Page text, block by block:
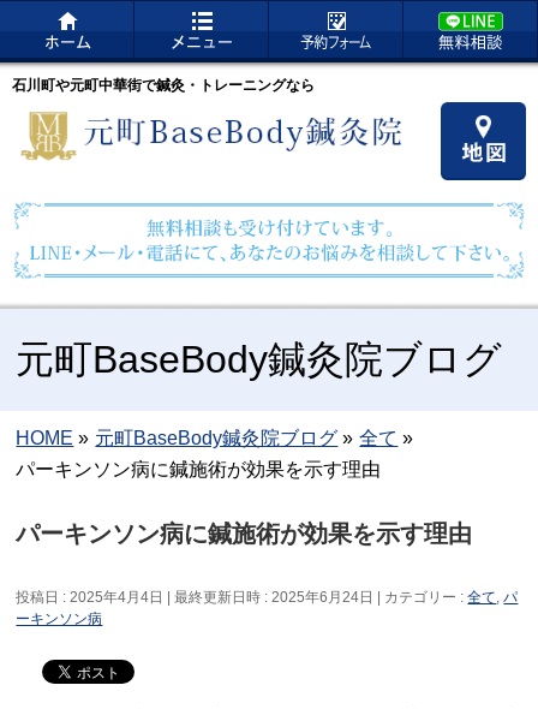
石川町や元町中華街で鍼灸・トレーニングなら
元町BaseBody鍼灸院ブログ
HOME » 元町BaseBody鍼灸院ブログ » 全て »
パーキンソン病に鍼施術が効果を示す理由
パーキンソン病に鍼施術が効果を示す理由
投稿日 : 2025年4月4日 最終更新日時 : 2025年6月24日 カテゴリー :全て,パ
ーキンソン病